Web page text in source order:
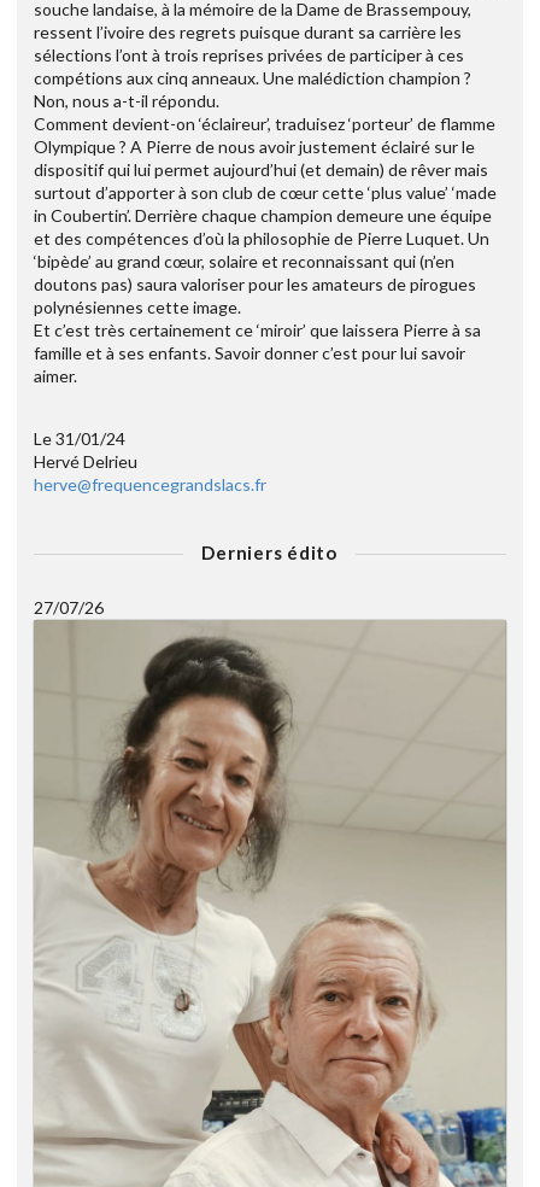
souche landaise, à la mémoire de la Dame de Brassempouy,
ressent l’ivoire des regrets puisque durant sa carrière les
sélections l’ont à trois reprises privées de participer à ces
compétions aux cinq anneaux. Une malédiction champion ?
Non, nous a-t-il répondu.
Comment devient-on ‘éclaireur’, traduisez ‘porteur’ de flamme
Olympique ? A Pierre de nous avoir justement éclairé sur le
dispositif qui lui permet aujourd’hui (et demain) de rêver mais
surtout d’apporter à son club de cœur cette ‘plus value’ ‘made
in Coubertin’. Derrière chaque champion demeure une équipe
et des compétences d’où la philosophie de Pierre Luquet. Un
‘bipède’ au grand cœur, solaire et reconnaissant qui (n’en
doutons pas) saura valoriser pour les amateurs de pirogues
polynésiennes cette image.
Et c’est très certainement ce ‘miroir’ que laissera Pierre à sa
famille et à ses enfants. Savoir donner c’est pour lui savoir
aimer.
Le 31/01/24
Hervé Delrieu
herve@frequencegrandslacs.fr
Derniers édito
27/07/26